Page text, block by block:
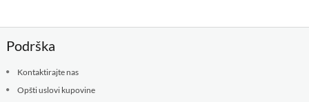
Podrška
Kontaktirajte nas
Opšti uslovi kupovine